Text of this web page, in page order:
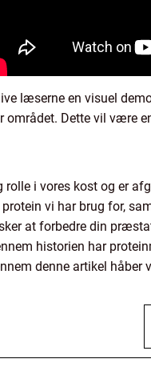
læserne en visuel
området. Dette vil være
i vores kost og er
vi har brug for,
at forbedre din
historien har
denne artikel